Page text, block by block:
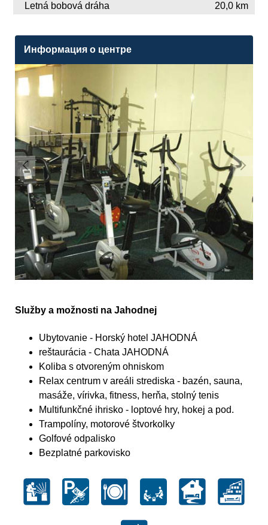
Letná bobová dráha
20,0 km
Информация о центре
Služby a možnosti na Jahodnej
Ubytovanie - Horský hotel JAHODNÁ
reštaurácia - Chata JAHODNÁ
Koliba s otvoreným ohniskom
Relax centrum v areáli strediska - bazén, sauna,
masáže, vírivka, fitness, herňa, stolný tenis
Multifunkčné ihrisko - loptové hry, hokej a pod.
Trampolíny, motorové štvorkolky
Golfové odpalisko
Bezplatné parkovisko